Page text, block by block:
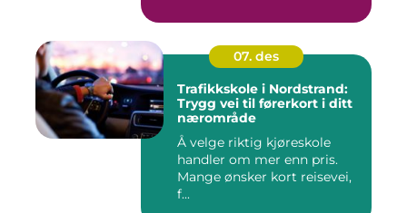
07. des
Trafikkskole i Nordstrand:
Trygg vei til førerkort i ditt
nærområde
Å velge riktig kjøreskole
handler om mer enn pris.
Mange ønsker kort reisevei,
f...